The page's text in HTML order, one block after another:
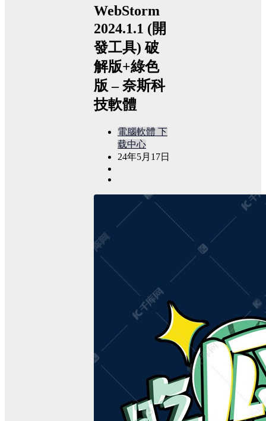
WebStorm
2024.1.1 (開
發工具) 破
解版+綠色
版 – 奈斯科
技軟體
電腦軟體 下
载中心
24年5月17日